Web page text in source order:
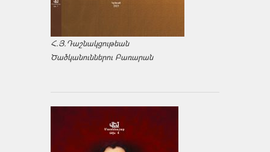
Հ.Յ.Դաշնակցութեան
Ծածկանուններու Բառարան